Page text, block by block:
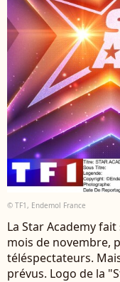
© TF1, Endemol France
La Star Academy
mois de novembre,
téléspectateurs.
prévus. Logo de la